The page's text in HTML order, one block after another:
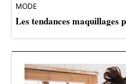
MODE
Les tendances maquillages